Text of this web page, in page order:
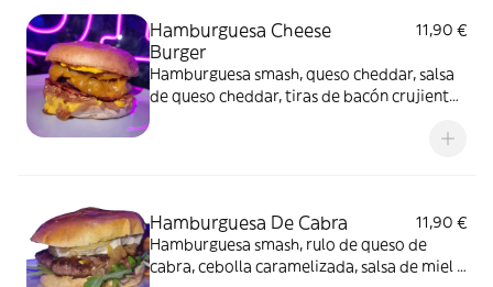
Hamburguesa Cheese
Burger
11,90 €
Hamburguesa smash, queso cheddar, salsa
de queso cheddar, tiras de bacón crujiente,
Hamburguesa De Cabra
11,90 €
Hamburguesa smash, rulo de queso de
cabra, cebolla caramelizada, salsa de miel y